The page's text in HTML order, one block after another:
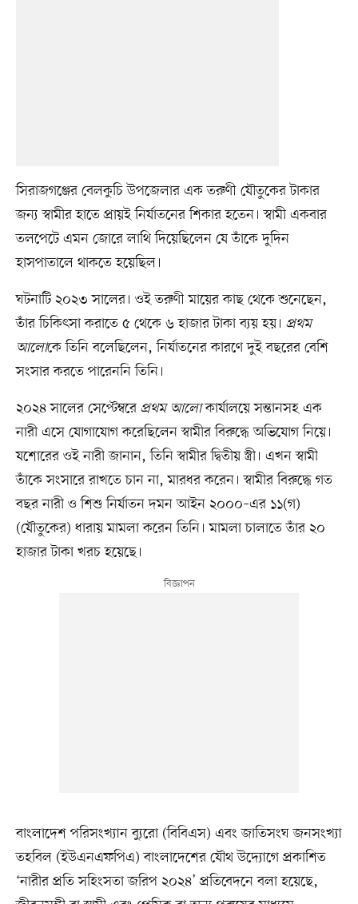
সিরাজগঞ্জের বেলকুচি উপজেলার এক তরুণী যৌতুকের টাকার
জন্য স্বামীর হাতে প্রায়ই নির্যাতনের শিকার হতেন। স্বামী একবার
তলপেটে এমন জোরে লাথি দিয়েছিলেন যে তাঁকে দুদিন
হাসপাতালে থাকতে হয়েছিল।
ঘটনাটি ২০২৩ সালের। ওই তরুণী মায়ের কাছ থেকে শুনেছেন,
তাঁর চিকিৎসা করাতে ৫ থেকে ৬ হাজার টাকা ব্যয় হয়। প্রথম
আলোকে তিনি বলেছিলেন, নির্যাতনের কারণে দুই বছরের বেশি
সংসার করতে পারেননি তিনি।
২০২৪ সালের সেপ্টেম্বরে প্রথম আলোকার্যালয়ে সন্তানসহ এক
নারী এসে যোগাযোগ করেছিলেন স্বামীর বিরুদ্ধে অভিযোগ নিয়ে।
যশোরের ওই নারী জানান, তিনি স্বামীর দ্বিতীয় স্ত্রী। এখন স্বামী
তাঁকে সংসারে রাখতে চান না, মারধর করেন। স্বামীর বিরুদ্ধে গত
বছর নারী ও শিশু নির্যাতন দমন আইন ২০০০–এর ১১(গ)
(যৌতুকের) ধারায় মামলা করেন তিনি। মামলা চালাতে তাঁর ২০
হাজার টাকা খরচ হয়েছে।
বাংলাদেশ পরিসংখ্যান ব্যুরো (বিবিএস) এবং জাতিসংঘ জনসংখ্যা
তহবিল (ইউএনএফপিএ) বাংলাদেশের যৌথ উদ্যোগে প্রকাশিত
‘নারীর প্রতি সহিংসতা জরিপ ২০২৪’ প্রতিবেদনে বলা হয়েছে,